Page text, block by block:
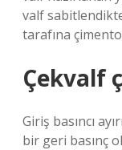
valf
tarafına
Çekvalf
Giriş basıncı
bir geri basınç